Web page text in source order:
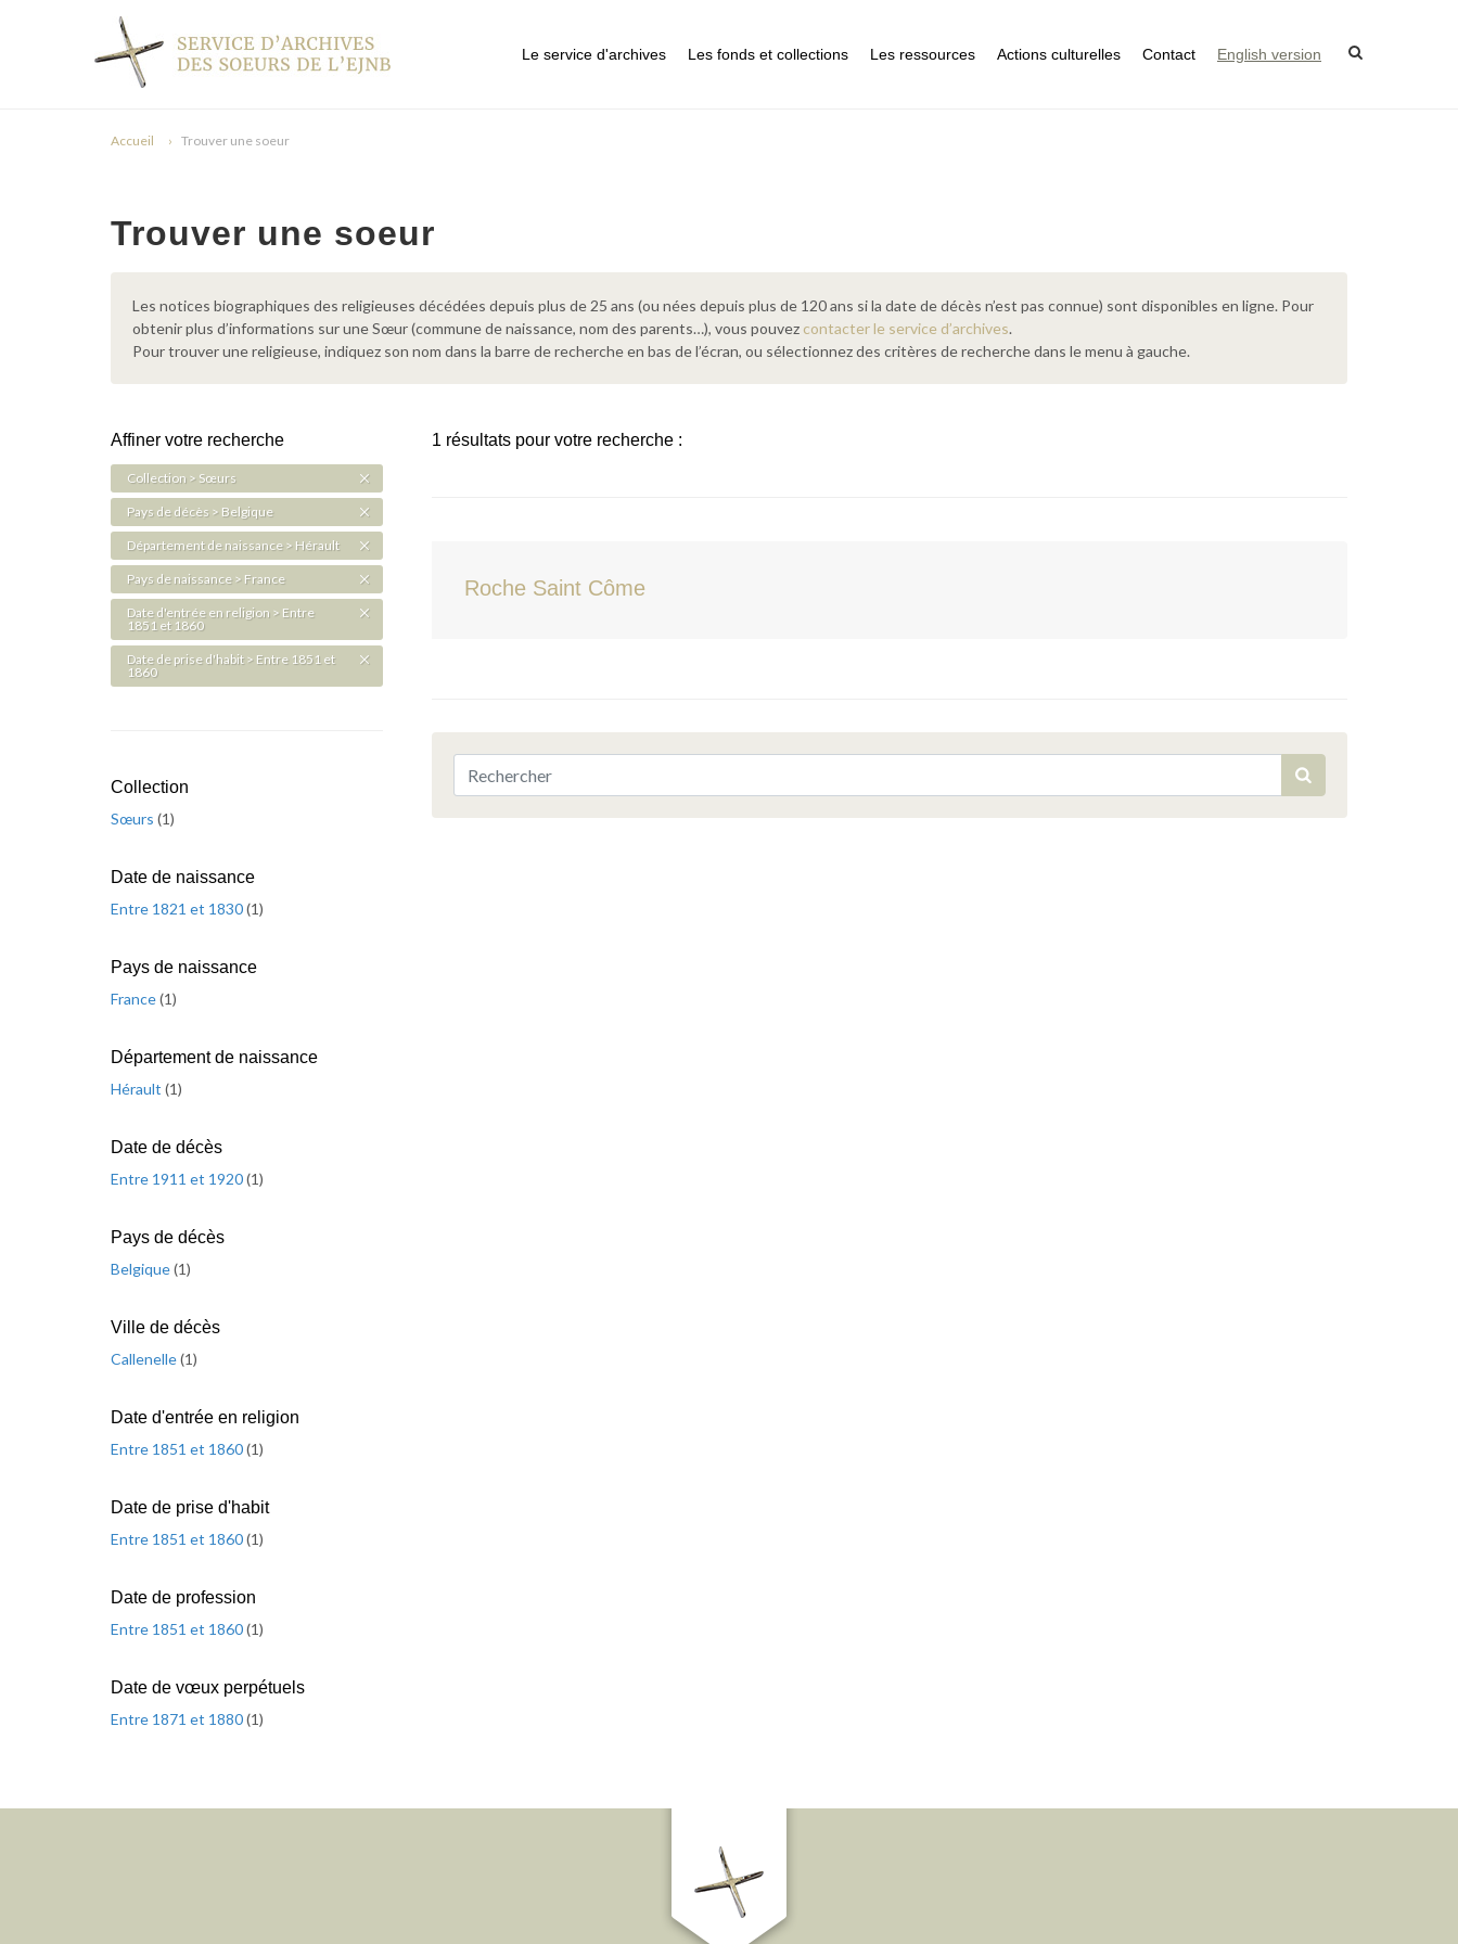
Le service d'archives Les fonds et collections Les ressources Actions culturelles Contact English version
Accueil Trouver une soeur
Trouver une soeur
Les notices biographiques des religieuses décédées depuis plus de 25 ans (ou nées depuis plus de 120 ans si la date de décès n’est pas connue) sont disponibles en ligne. Pour
obtenir plus d’informations sur une Sœur (commune de naissance, nom des parents…), vous pouvez contacter le service d’archives.
Pour trouver une religieuse, indiquez son nom dans la barre de recherche en bas de l’écran, ou sélectionnez des critères de recherche dans le menu à gauche.
1 résultats pour votre recherche :
Roche Saint Côme
Affiner votre recherche
Collection > Sœurs
Pays de décès > Belgique
Département de naissance > Hérault
Pays de naissance > France
Date d'entrée en religion > Entre
1851 et 1860
Date de prise d'habit > Entre 1851 et
1860
Collection
Sœurs (1)
Date de naissance
Entre 1821 et 1830(1)
Pays de naissance
France(1)
Département de naissance
Hérault (1)
Date de décès
Entre 1911 et 1920(1)
Pays de décès
Belgique(1)
Ville de décès
Callenelle(1)
Date d'entrée en religion
Entre 1851 et 1860(1)
Date de prise d'habit
Entre 1851 et 1860(1)
Date de profession
Entre 1851 et 1860(1)
Date de vœux perpétuels
Entre 1871 et 1880(1)